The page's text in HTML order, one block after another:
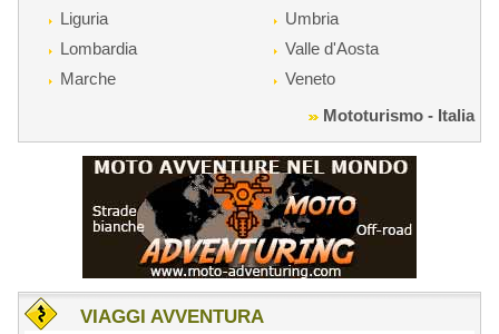
Liguria
Lombardia
Marche
Umbria
Valle d'Aosta
Veneto
Mototurismo - Italia
VIAGGI AVVENTURA